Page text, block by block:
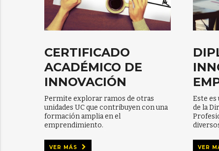
CERTIFICADO
ACADÉMICO DE
INNOVACIÓN
Permite explorar ramos de otras
unidades UC que contribuyen con una
formación amplia en el
emprendimiento.
VER MÁS
Este
de la
VER